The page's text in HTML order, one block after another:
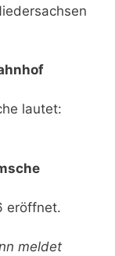
lautet:
eröffnet.
meldet